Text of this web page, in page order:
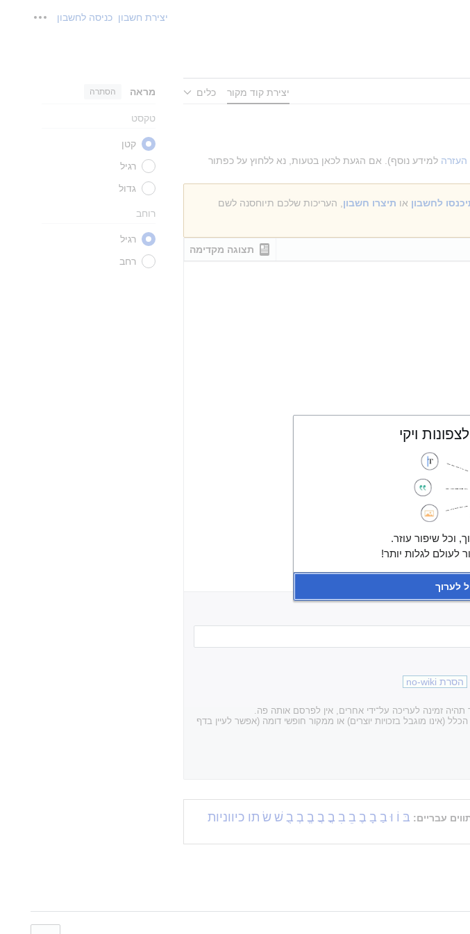
יצירת חשבון כניסה לחשבון כלים
יצירת קוד מקור כלים מראה הסתרה
טקסט
קטן
רגיל
גדול
רוחב
רגיל
רחב
למידע נוסף). אם הגעת לכאן בטעות, נא ללחוץ על כפתור
לחשבון או תיצרו חשבון , העריכות שלכם תיוחסנה לשם
תצוגה מקדימה
הסרת no-wiki
זמינה לעריכה על־ידי אחרים, אין לפרסם אותה פה.
מוגבל בזכויות יוצרים) או ממקור חופשי דומה (אפשר לעיין בדף
עבריים: בּ וֹ וּ בַ בָ בֶ בֵ בִ בֳ בֲ בֱ בְ בֻ שׁ שׂ תו כיווניות
ויקי
וכל שיפור עוזר.
לעולם לגלות יותר!
לערוך